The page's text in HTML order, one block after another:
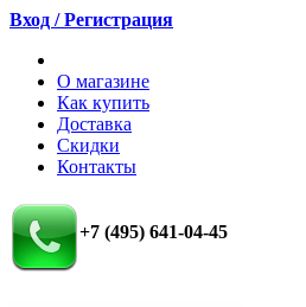
Вход / Регистрация
О магазине
Как купить
Доставка
Скидки
Контакты
+7 (495) 641-04-45